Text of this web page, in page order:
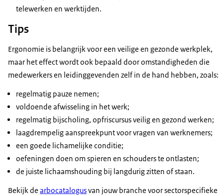
telewerken en werktijden.
Tips
Ergonomie is belangrijk voor een veilige en gezonde werkplek,
maar het effect wordt ook bepaald door omstandigheden die
medewerkers en leidinggevenden zelf in de hand hebben, zoals:
regelmatig pauze nemen;
voldoende afwisseling in het werk;
regelmatig bijscholing, opfriscursus veilig en gezond werken;
laagdrempelig aanspreekpunt voor vragen van werknemers;
een goede lichamelijke conditie;
oefeningen doen om spieren en schouders te ontlasten;
de juiste lichaamshouding bij langdurig zitten of staan.
Bekijk de arbocatalogusvan jouw branche voor sectorspecifieke